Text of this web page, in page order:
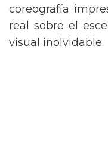
coreografía
real sobre el
visual inolvidable.